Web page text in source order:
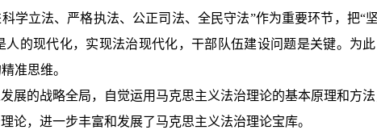
学立法、严格执法、公正司法、全民守法”作为重要环节，把“
的现代化，实现法治现代化，干部队伍建设问题是关键。为
准思维。
展的战略全局，自觉运用马克思主义法治理论的基本原理和方
论，进一步丰富和发展了马克思主义法治理论宝库。